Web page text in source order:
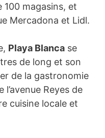
100 magasins, et
Mercadona et Lidl.
Playa Blanca se
de long et son
de la gastronomie
l’avenue Reyes de
cuisine locale et